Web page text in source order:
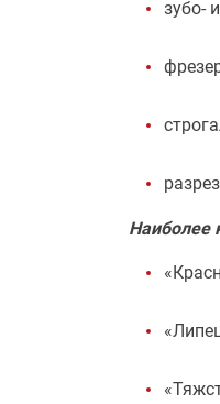
зубо-
Наиболее